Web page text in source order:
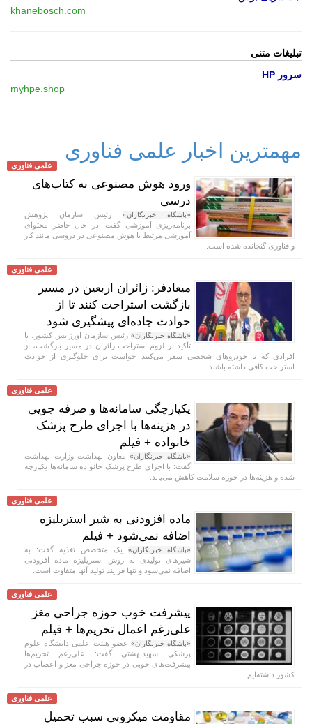
khanebosch.com
تبلیغات متنی
سرور HP
myhpe.shop
مهمترین اخبار علمی فناوری
علمی فناوری
ورود هوش مصنوعی به کتاب‌های
درسی
«باشگاه خبرنگاران» رئیس سازمان پژوهش
برنامه‌ریزی آموزشی گفت: در حال حاضر محتوای
آموزشی مرتبط با هوش مصنوعی در دروسی مانند کار
و فناوری گنجانده شده است.
علمی فناوری
میعادفر: زائران اربعین در مسیر
بازگشت استراحت کنند تا از
حوادث جاده‌ای پیشگیری شود
«باشگاه خبرنگاران» رئیس سازمان اورژانس کشور، با
تأکید بر لزوم استراحت زائران در مسیر بازگشت، از
افرادی که با خودروهای شخصی سفر می‌کنند خواست برای جلوگیری از حوادث
استراحت کافی داشته باشند.
علمی فناوری
یکپارچگی سامانه‌ها و صرفه جویی
در هزینه‌ها با اجرای طرح پزشک
خانواده + فیلم
«باشگاه خبرنگاران»معاون بهداشت وزارت بهداشت
گفت: با اجرای طرح پزشک خانواده سامانه‌ها یکپارچه
شده و هزینه‌ها در حوزه سلامت کاهش می‌یابد.
علمی فناوری
ماده افزودنی به شیر استریلیزه
اضافه نمی‌شود + فیلم
«باشگاه خبرنگاران» یک متخصص تغذیه گفت: به
شیر‌های تولیدی به روش استریلیزه ماده افزودنی
اضافه نمی‌شود و تنها فرایند تولید آنها متفاوت است.
علمی فناوری
پیشرفت خوب حوزه جراحی مغز
علی‌رغم اعمال تحریم‌ها + فیلم
«باشگاه خبرنگاران» عضو هیئت علمی دانشگاه علوم
پزشکی شهیدبهشتی گفت: علی‌رغم تحریم‌ها
پیشرفت‌های خوبی در حوزه جراحی مغز و اعصاب در
کشور داشته‌ایم.
علمی فناوری
مقاومت میکروبی سبب تحمیل